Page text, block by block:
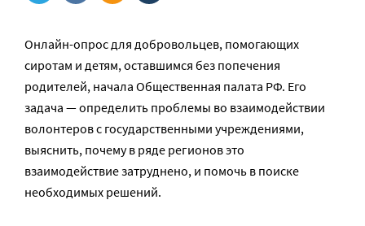
Онлайн-опрос для добровольцев, помогающих
сиротам и детям, оставшимся без попечения
родителей, начала Общественная палата РФ. Его
задача — определить проблемы во взаимодействии
волонтеров с государственными учреждениями,
выяснить, почему в ряде регионов это
взаимодействие затруднено, и помочь в поиске
необходимых решений.